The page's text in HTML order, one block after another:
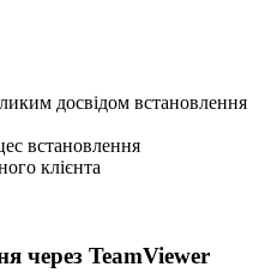
досвідом встановлення
встановлення
клієнта
через TeamViewer